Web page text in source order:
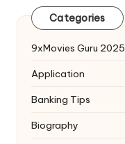
Categories
9xMovies Guru 2025
Application
Banking Tips
Biography